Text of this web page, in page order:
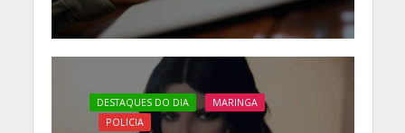
DESTAQUES DO DIA
MARINGA
POLICIA